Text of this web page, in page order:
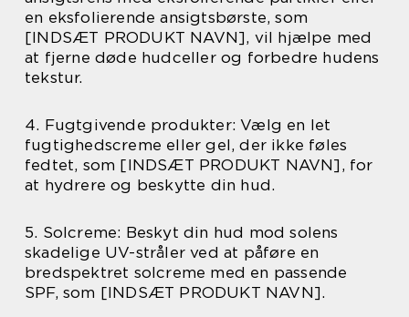
en eksfolierende ansigtsbørste, som
[INDSÆT PRODUKT NAVN], vil hjælpe med
at fjerne døde hudceller og forbedre hudens
tekstur.
4. Fugtgivende produkter: Vælg en let
fugtighedscreme eller gel, der ikke føles
fedtet, som [INDSÆT PRODUKT NAVN], for
at hydrere og beskytte din hud.
5. Solcreme: Beskyt din hud mod solens
skadelige UV-stråler ved at påføre en
bredspektret solcreme med en passende
SPF, som [INDSÆT PRODUKT NAVN].